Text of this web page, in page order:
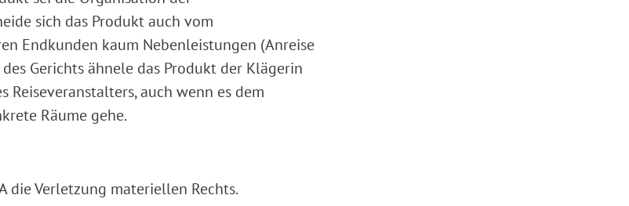
sich das Produkt auch vom
Endkunden kaum Nebenleistungen (Anreise
Gerichts ähnele das Produkt der Klägerin
Reiseveranstalters, auch wenn es dem
Räume gehe.
die Verletzung materiellen Rechts.